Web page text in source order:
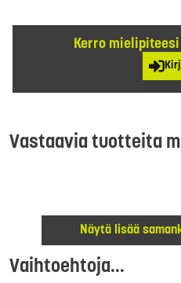
Kerro
Vastaavia tuotteita
Näytä lisää
Vaihtoehtoja...